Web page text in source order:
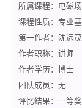
所属课程：电磁
课程性质：专业基
第一作者：沈远茂
作者职称：讲师
作者学历：博士
团队成员：无
评比结果：一等奖